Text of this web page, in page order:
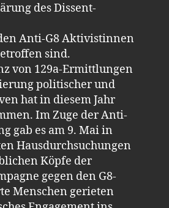
des Dissent-
Anti-G8 Aktivistinnen
sind.
von 129a-Ermittlungen
politischer und
hat in diesem Jahr
Im Zuge der Anti-
gab es am 9. Mai in
Hausdurchsuchungen
Köpfe der
gegen den G8-
Menschen gerieten